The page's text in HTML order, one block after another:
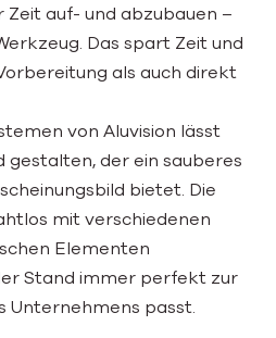
Zeit auf- und abzubauen –
Das spart Zeit und
als auch direkt
von Aluvision lässt
gestalten, der ein sauberes
bietet. Die
mit verschiedenen
Elementen
Stand immer perfekt zur
Unternehmens passt.